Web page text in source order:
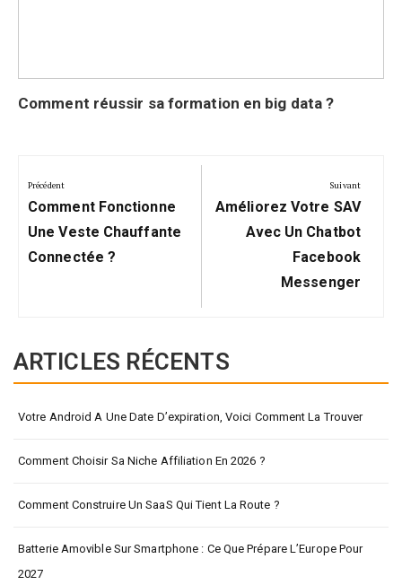
Comment réussir sa formation en big data ?
de
l’article
Précédent
Précédent:
Comment Fonctionne
Une Veste Chauffante
Connectée ?
Suivant
Suivant:
Améliorez Votre SAV
Avec Un Chatbot
Facebook
Messenger
ARTICLES RÉCENTS
Votre Android A Une Date D’expiration, Voici Comment La Trouver
Comment Choisir Sa Niche Affiliation En 2026 ?
Comment Construire Un SaaS Qui Tient La Route ?
Batterie Amovible Sur Smartphone : Ce Que Prépare L’Europe Pour
2027